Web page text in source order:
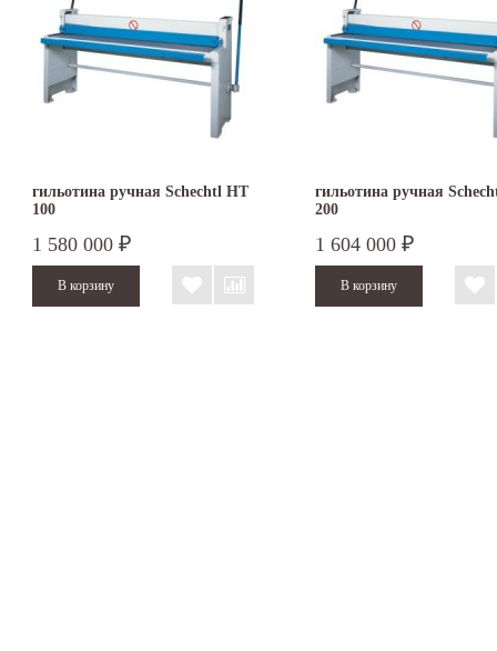
гильотина ручная Schechtl HT
100
1 580 000 ₽
гильотина ручная
200
1 604 000 ₽